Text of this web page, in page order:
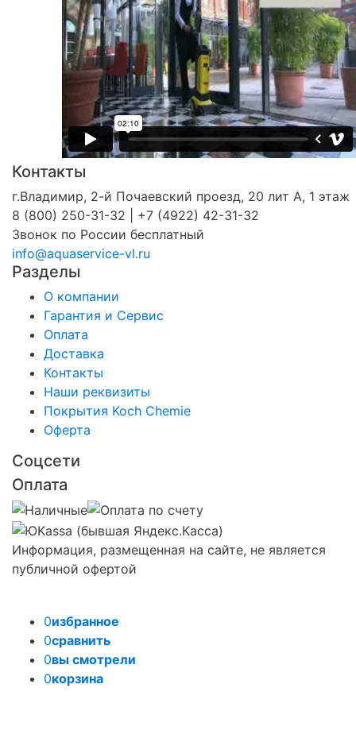
Контакты
г.Владимир, 2-й Почаевский проезд, 20 лит А, 1 этаж
8 (800) 250-31-32 | +7 (4922) 42-31-32
Звонок по России бесплатный
info@aquaservice-vl.ru
Разделы
О компании
Гарантия и Сервис
Оплата
Доставка
Контакты
Наши реквизиты
Покрытия Koch Chemie
Оферта
Соцсети
Оплата
Информация, размещенная на сайте, не является
публичной офертой
0избранное
0сравнить
0вы смотрели
0корзина
Задать вопрос